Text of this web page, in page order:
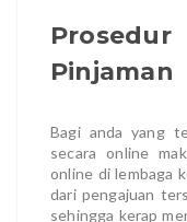
Pinjaman
Bagi anda yang
secara online
online di lembaga
dari pengajuan
sehingga kerap